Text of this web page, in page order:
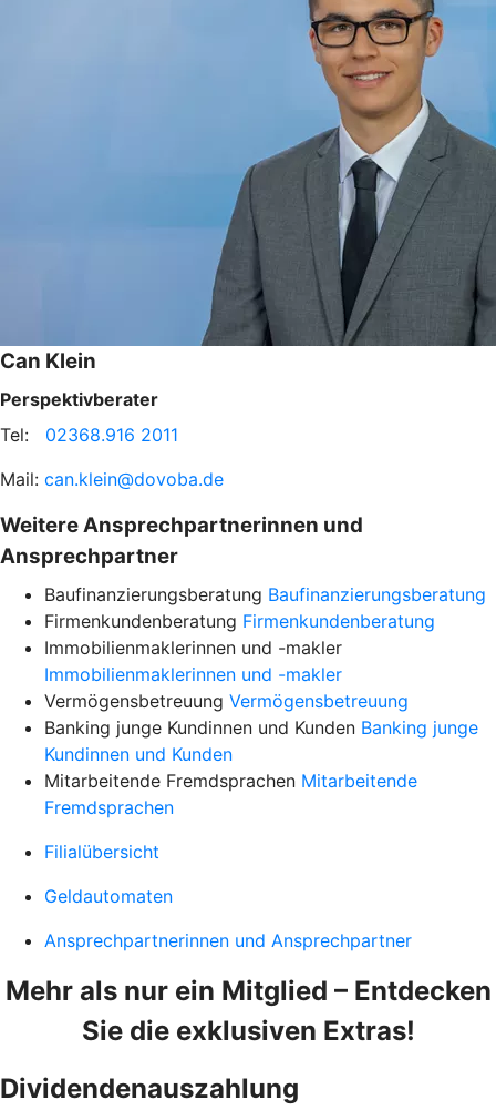
Can Klein
Perspektivberater
Tel: 02368.916 2011
Mail: can.klein@dovoba.de
Weitere Ansprechpartnerinnen und
Ansprechpartner
Baufinanzierungsberatung Baufinanzierungsberatung
Firmenkundenberatung Firmenkundenberatung
Immobilienmaklerinnen und -makler
Immobilienmaklerinnen und -makler
Vermögensbetreuung Vermögensbetreuung
Banking junge Kundinnen und Kunden Banking junge
Kundinnen und Kunden
Mitarbeitende Fremdsprachen Mitarbeitende
Fremdsprachen
Filialübersicht
Geldautomaten
Ansprechpartnerinnen und Ansprechpartner
Mehr als nur ein Mitglied – Entdecken
Sie die exklusiven Extras!
Dividendenauszahlung